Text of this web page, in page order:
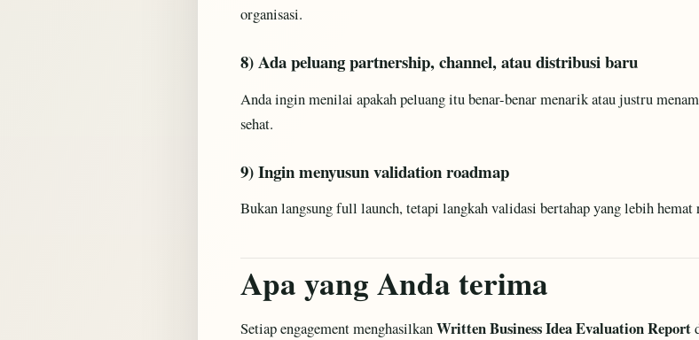
organisasi.
8) Ada peluang partnership, channel, atau distribusi baru
Anda ingin menilai apakah peluang itu benar-benar menarik atau justru
sehat.
9) Ingin menyusun validation roadmap
Bukan langsung full launch, tetapi langkah validasi bertahap yang lebih hemat
Apa yang Anda terima
Setiap engagement menghasilkanWritten Business Idea Evaluation Report